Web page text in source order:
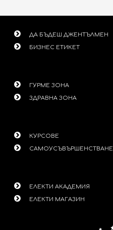
ДА БЪДЕШ ДЖЕНТЪЛМЕН
БИЗНЕС ЕТИКЕТ
ГУРМЕ ЗОНА
ЗДРАВНА ЗОНА
КУРСОВЕ
САМОУСЪВЪРШЕНСТВАНЕ
ЕЛЕКТИ АКАДЕМИЯ
ЕЛЕКТИ МАГАЗИН